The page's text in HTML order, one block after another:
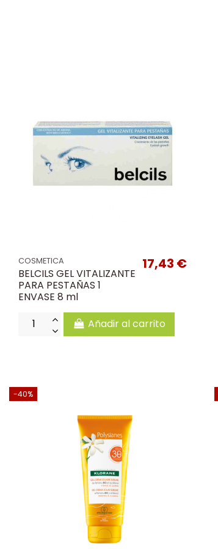
COSMETICA
BELCILS GEL VITALIZANTE
PARA PESTAÑAS 1
ENVASE 8 ml
17,43 €
Añadir al carrito
-40%